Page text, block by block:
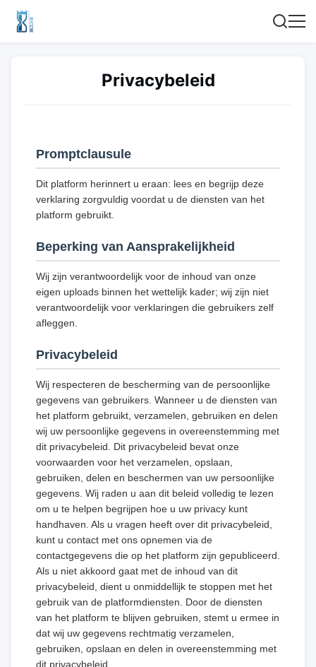
Privacybeleid
Promptclausule
Dit platform herinnert u eraan: lees en begrijp deze
verklaring zorgvuldig voordat u de diensten van het
platform gebruikt.
Beperking van Aansprakelijkheid
Wij zijn verantwoordelijk voor de inhoud van onze
eigen uploads binnen het wettelijk kader; wij zijn niet
verantwoordelijk voor verklaringen die gebruikers zelf
afleggen.
Privacybeleid
Wij respecteren de bescherming van de persoonlijke
gegevens van gebruikers. Wanneer u de diensten van
het platform gebruikt, verzamelen, gebruiken en delen
wij uw persoonlijke gegevens in overeenstemming met
dit privacybeleid. Dit privacybeleid bevat onze
voorwaarden voor het verzamelen, opslaan,
gebruiken, delen en beschermen van uw persoonlijke
gegevens. Wij raden u aan dit beleid volledig te lezen
om u te helpen begrijpen hoe u uw privacy kunt
handhaven. Als u vragen heeft over dit privacybeleid,
kunt u contact met ons opnemen via de
contactgegevens die op het platform zijn gepubliceerd.
Als u niet akkoord gaat met de inhoud van dit
privacybeleid, dient u onmiddellijk te stoppen met het
gebruik van de platformdiensten. Door de diensten
van het platform te blijven gebruiken, stemt u ermee in
dat wij uw gegevens rechtmatig verzamelen,
gebruiken, opslaan en delen in overeenstemming met
dit privacybeleid.